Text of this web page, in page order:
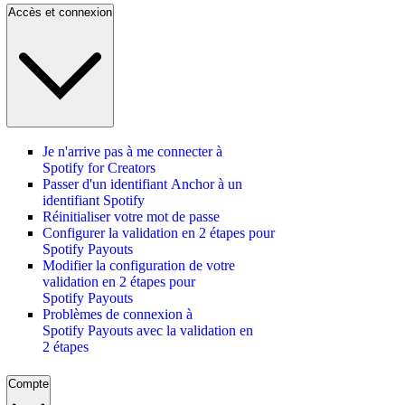
Accès et connexion
Je n'arrive pas à me connecter à
Spotify for Creators
Passer d'un identifiant Anchor à un
identifiant Spotify
Réinitialiser votre mot de passe
Configurer la validation en 2 étapes pour
Spotify Payouts
Modifier la configuration de votre
validation en 2 étapes pour
Spotify Payouts
Problèmes de connexion à
Spotify Payouts avec la validation en
2 étapes
Compte